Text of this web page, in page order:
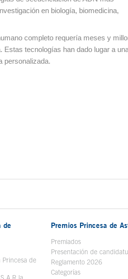
en biología, biomedicina,
completo requería meses y
tecnologías han dado lugar a
personalizada.
de
en ventana nueva
Princesa de
Premios Princesa de
Premiados
Presentación de
Reglamento 2026
Categorías